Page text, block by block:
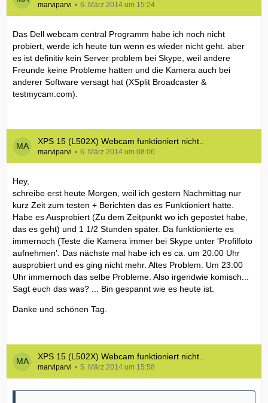
marviparvi 6. März 2014 um 15:24
Das Dell webcam central Programm habe ich noch nicht
probiert, werde ich heute tun wenn es wieder nicht geht. aber
es ist definitiv kein Server problem bei Skype, weil andere
Freunde keine Probleme hatten und die Kamera auch bei
anderer Software versagt hat (XSplit Broadcaster &
testmycam.com).
XPS 15 (L502X) Webcam funktioniert nicht..
marviparvi 6. März 2014 um 08:06
Hey,
schreibe erst heute Morgen, weil ich gestern Nachmittag nur
kurz Zeit zum testen + Berichten das es Funktioniert hatte.
Habe es Ausprobiert (Zu dem Zeitpunkt wo ich gepostet habe,
das es geht) und 1 1/2 Stunden später. Da funktionierte es
immernoch (Teste die Kamera immer bei Skype unter 'Profilfoto
aufnehmen'. Das nächste mal habe ich es ca. um 20:00 Uhr
ausprobiert und es ging nicht mehr. Altes Problem. Um 23:00
Uhr immernoch das selbe Probleme. Also irgendwie komisch...
Sagt euch das was? ... Bin gespannt wie es heute ist.
Danke und schönen Tag.
XPS 15 (L502X) Webcam funktioniert nicht..
marviparvi 5. März 2014 um 15:58